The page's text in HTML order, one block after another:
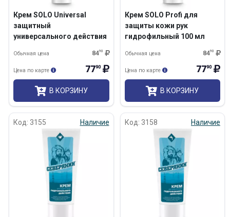
Крем SOLO Universal
защитный
универсального действия
8490
Обычная цена
7790
Цена по карте
В КОРЗИНУ
Крем SOLO Рrofi для
защиты кожи рук
гидрофильный 100 мл
8490
Обычная цена
7790
Цена по карте
В КОРЗИНУ
Код: 3155 Наличие Код: 3158 Наличие